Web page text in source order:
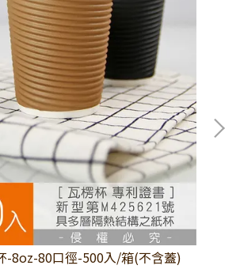
-8oz-80口徑-500入/箱(不含蓋)